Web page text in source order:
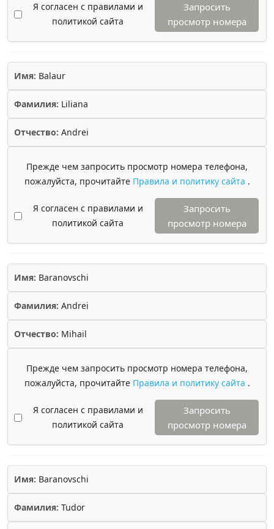
Я согласен с правилами и
политикой сайта
Запросить
просмотр номера
Имя: Balaur
Фамилия: Liliana
Отчество: Andrei
Прежде чем запросить просмотр номера телефона,
пожалуйста, прочитайте Правила и политику сайта .
Я согласен с правилами и
политикой сайта
Запросить
просмотр номера
Имя: Baranovschi
Фамилия: Andrei
Отчество: Mihail
Прежде чем запросить просмотр номера телефона,
пожалуйста, прочитайте Правила и политику сайта .
Я согласен с правилами и
политикой сайта
Запросить
просмотр номера
Имя: Baranovschi
Фамилия: Tudor